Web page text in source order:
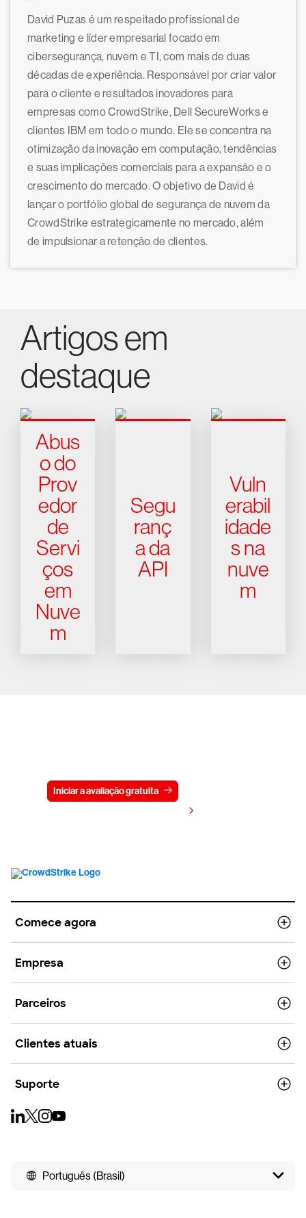
David Puzas é um respeitado profissional de
marketing e líder empresarial focado em
cibersegurança, nuvem e TI, com mais de duas
décadas de experiência. Responsável por criar valor
para o cliente e resultados inovadores para
empresas como CrowdStrike, Dell SecureWorks e
clientes IBM em todo o mundo. Ele se concentra na
otimização da inovação em computação, tendências
e suas implicações comerciais para a expansão e o
crescimento do mercado. O objetivo de David é
lançar o portfólio global de segurança de nuvem da
CrowdStrike estrategicamente no mercado, além
de impulsionar a retenção de clientes.
Artigos em
destaque
Abus
o do
Prov
edor
de
Servi
ços
em
Nuve
m
Segu
ranç
a da
API
Vuln
erabil
idade
s na
nuve
m
Iniciar a avaliação gratuita
Comece agora
Empresa
Parceiros
Clientes atuais
Suporte
Português (Brasil)